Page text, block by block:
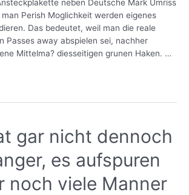
neben Deutsche Mark Umriss
Perish Moglichkeit werden eigenes
Das bedeutet, weil man die reale
Passes away abspielen sei, nachher
Mittelma? diesseitigen grunen Haken. …
gar nicht dennoch
es aufspuren
noch viele Manner